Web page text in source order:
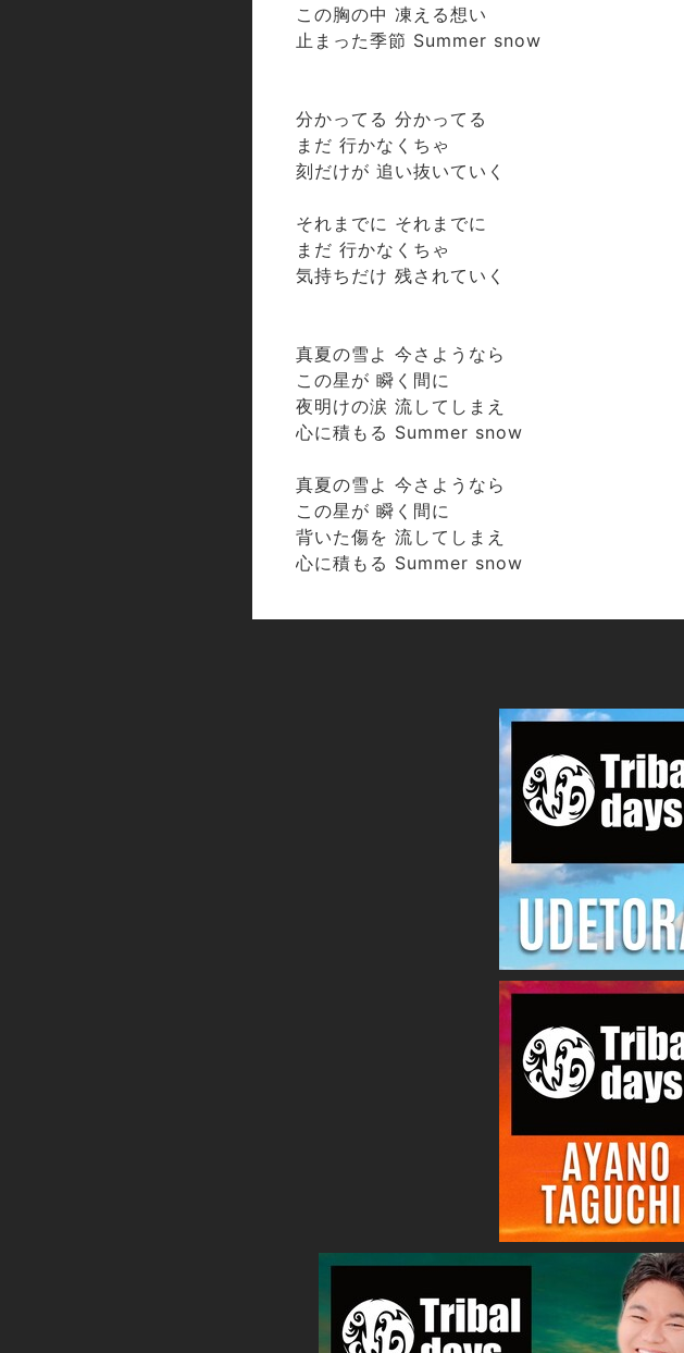
この胸の中 凍える想い
止まった季節 Summer snow
分かってる 分かってる
まだ 行かなくちゃ
刻だけが 追い抜いていく
それまでに それまでに
まだ 行かなくちゃ
気持ちだけ 残されていく
真夏の雪よ 今さようなら
この星が 瞬く間に
夜明けの涙 流してしまえ
心に積もる Summer snow
真夏の雪よ 今さようなら
この星が 瞬く間に
背いた傷を 流してしまえ
心に積もる Summer snow